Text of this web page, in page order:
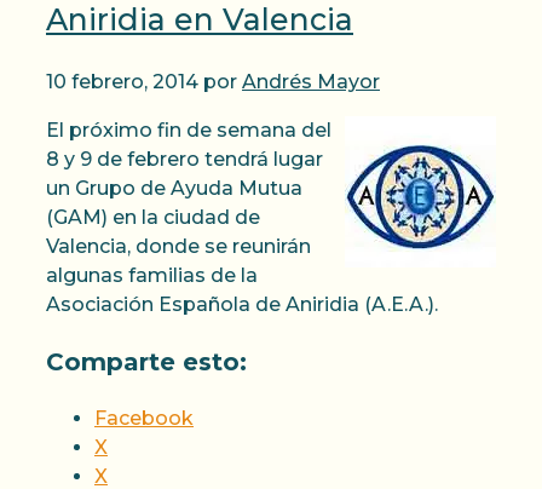
Aniridia en Valencia
10 febrero, 2014 por Andrés Mayor
El próximo fin de semana del
8 y 9 de febrero tendrá lugar
un Grupo de Ayuda Mutua
(GAM) en la ciudad de
Valencia, donde se reunirán
algunas familias de la
Asociación Española de Aniridia (A.E.A.).
Comparte esto:
Facebook
X
X